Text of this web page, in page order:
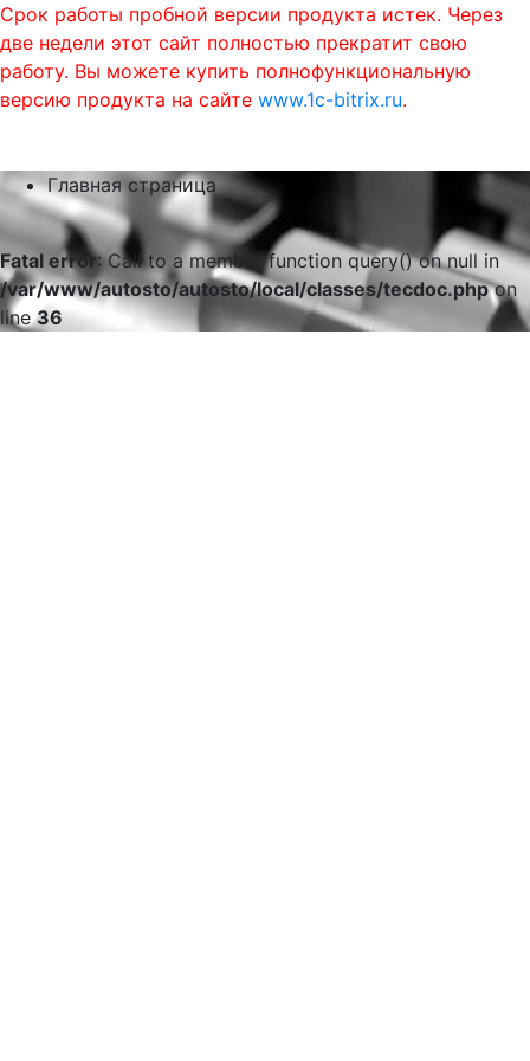
Срок работы пробной версии продукта истек. Через
две недели этот сайт полностью прекратит свою
работу. Вы можете купить полнофункциональную
версию продукта на сайте www.1c-bitrix.ru.
Главная страница
Fatal error: Call to a member function query() on null in
/var/www/autosto/autosto/local/classes/tecdoc.phpon
line36